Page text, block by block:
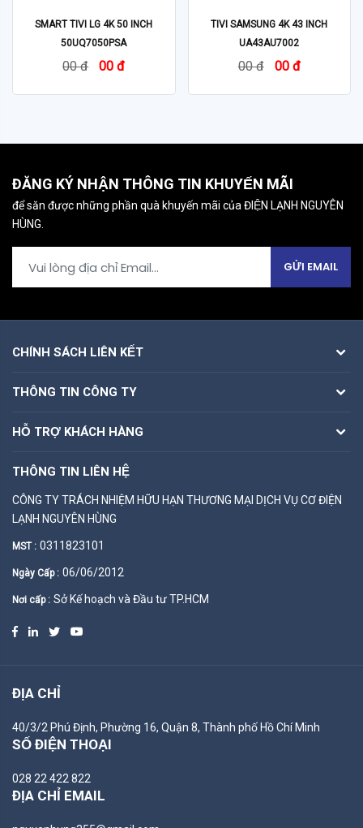
SMART TIVI LG 4K 50 INCH
50UQ7050PSA
00 đ 00 đ
TIVI SAMSUNG 4K 43 INCH
UA43AU7002
00 đ 00 đ
ĐĂNG KÝ NHẬN THÔNG TIN KHUYẾN MÃI
để săn được những phần quà khuyến mãi của ĐIỆN LẠNH NGUYÊN
HÙNG.
GỬI EMAIL
CHÍNH SÁCH LIÊN KẾT
THÔNG TIN CÔNG TY
HỖ TRỢ KHÁCH HÀNG
THÔNG TIN LIÊN HỆ
CÔNG TY TRÁCH NHIỆM HỮU HẠN THƯƠNG MẠI DỊCH VỤ CƠ ĐIỆN
LẠNH NGUYÊN HÙNG
MST : 0311823101
Ngày Cấp : 06/06/2012
Nơi cấp : Sở Kế hoạch và Đầu tư TP.HCM
ĐỊA CHỈ
40/3/2 Phú Định, Phường 16, Quận 8, Thành phố Hồ Chí Minh
SỐ ĐIỆN THOẠI
028 22 422 822
ĐỊA CHỈ EMAIL